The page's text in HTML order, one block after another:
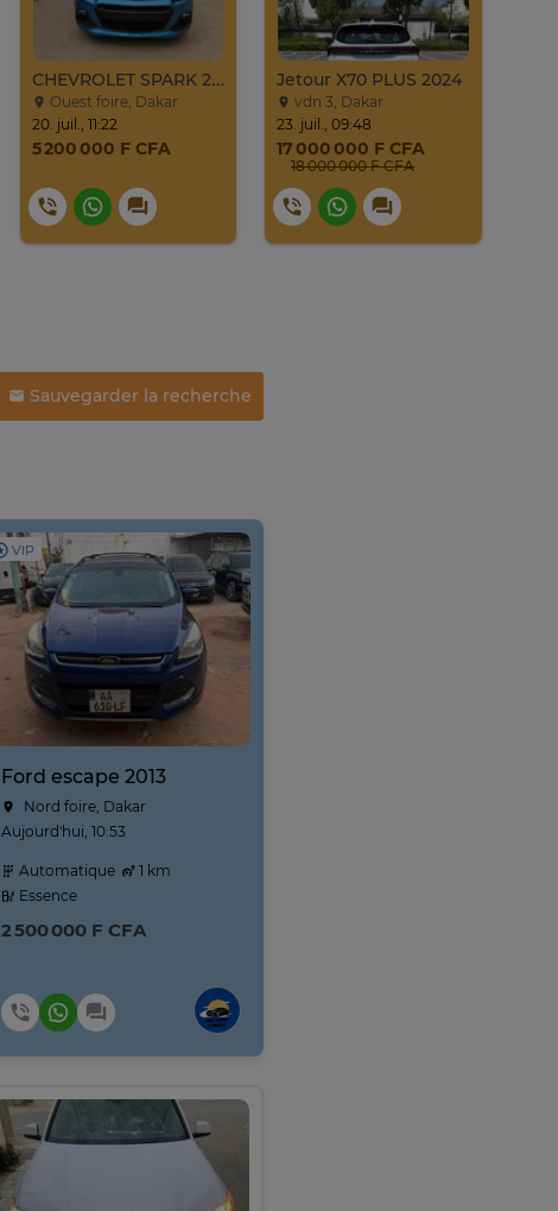
CHEVROLET SPARK 2017
Ouest foire, Dakar
20. juil., 11:22
5 200 000 F CFA
Jetour X70 PLUS 2024
vdn 3, Dakar
23. juil., 09:48
17 000 000 F CFA
18 000 000 F CFA
Sauvegarder la recherche
VIP
Ford escape 2013
Nord foire, Dakar
Aujourd'hui, 10:53
Automatique
1 km
Essence
2 500 000 F CFA